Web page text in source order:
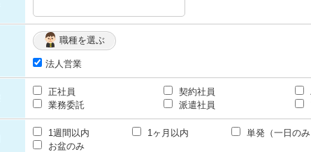
職種を選ぶ
法人営業
正社員 契約社員
業務委託
派遣社員
1週間以内 1ヶ月以内 単発（一日のみ
お盆のみ